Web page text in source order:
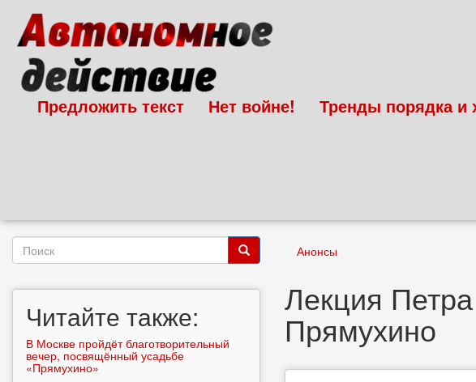
основному
содержанию
Предложить текст Нет войне! Тренды порядка и
Анонсы
Лекция
Прямухино
Форма
Читайте также:
В Москве пройдёт благотворительный
вечер, посвящённый усадьбе
«Прямухино»